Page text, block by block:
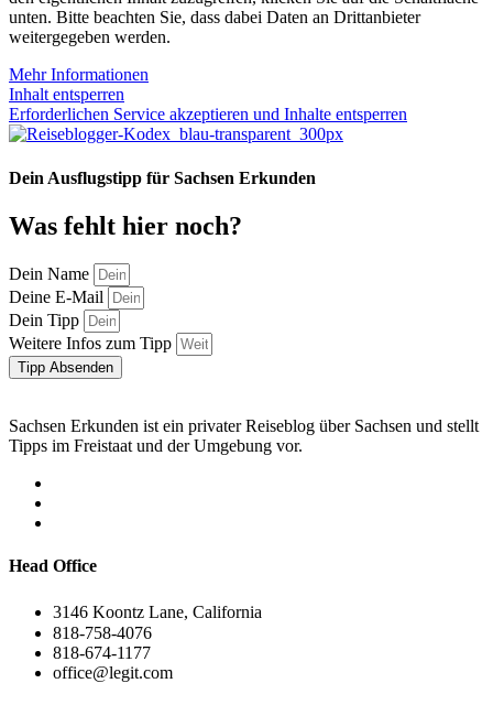
unten. Bitte beachten Sie, dass dabei Daten an Drittanbieter
weitergegeben werden.
Mehr Informationen
Inhalt entsperren
Erforderlichen Service akzeptieren und Inhalte entsperren
Dein Ausflugstipp für Sachsen Erkunden
Was fehlt hier noch?
Dein Name
Deine E-Mail
Dein Tipp
Weitere Infos zum Tipp
Tipp Absenden
Sachsen Erkunden ist ein privater Reiseblog über Sachsen und stellt
Tipps im Freistaat und der Umgebung vor.
Head Office
3146 Koontz Lane, California
818-758-4076
818-674-1177
office@legit.com